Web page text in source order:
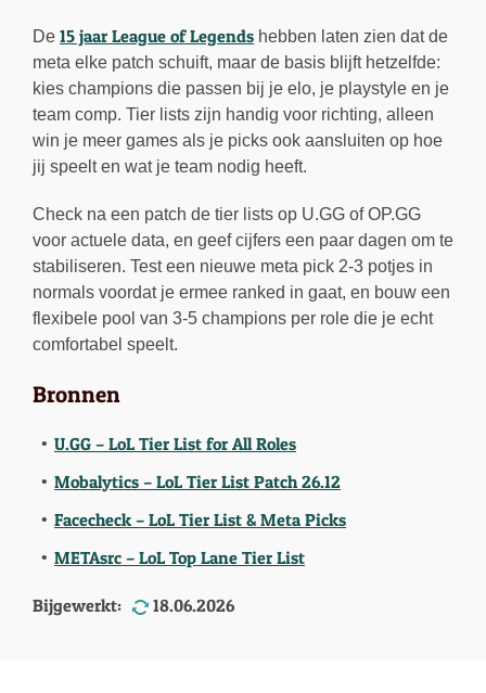
De 15 jaar League of Legends hebben laten zien dat de
meta elke patch schuift, maar de basis blijft hetzelfde:
kies champions die passen bij je elo, je playstyle en je
team comp. Tier lists zijn handig voor richting, alleen
win je meer games als je picks ook aansluiten op hoe
jij speelt en wat je team nodig heeft.
Check na een patch de tier lists op U.GG of OP.GG
voor actuele data, en geef cijfers een paar dagen om te
stabiliseren. Test een nieuwe meta pick 2-3 potjes in
normals voordat je ermee ranked in gaat, en bouw een
flexibele pool van 3-5 champions per role die je echt
comfortabel speelt.
Bronnen
U.GG – LoL Tier List for All Roles
Mobalytics – LoL Tier List Patch 26.12
Facecheck – LoL Tier List & Meta Picks
METAsrc – LoL Top Lane Tier List
Bijgewerkt: 18.06.2026